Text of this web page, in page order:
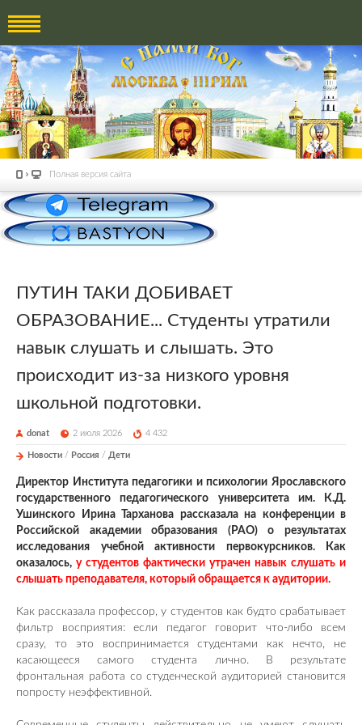
Полная версия сайта
ПУТИН ТАКИ ДОБИВАЕТ
ОБРАЗОВАНИЕ... Студенты утратили
навык слушать и слышать. Это
происходит из-за низкого уровня
школьной подготовки.
donat 2 июля 2026 4 432
Новости / Россия / Дети
Директор Института педагогики и психологии Ярославского
государственного педагогического университета им. К.Д.
Ушинского Ирина Тарханова рассказала на конференции в
Российской академии образования (РАО) о результатах
исследования учебной активности первокурсников. Как
оказалось, у студентов фактически утрачен навык слушать и
слышать преподавателя, который обращается к аудитории.
Как рассказала профессор, у студентов как будто срабатывает
фильтр восприятия: если педагог говорит что-либо всем
сразу, то это воспринимается студентами как нечто, не
касающееся самого студента лично. В результате
фронтальная работа со студенческой аудиторией становится
попросту неэффективной.